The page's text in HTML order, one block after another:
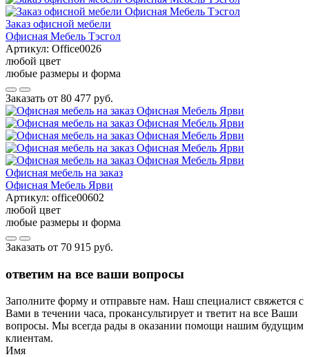
Заказ офисной мебели
Офисная Мебель Тэсгол
Артикул: Office0026
любой цвет
любые размеры и форма
Заказать от 80 477 руб.
Офисная мебель на заказ
Офисная Мебель Ярви
Артикул: office00602
любой цвет
любые размеры и форма
Заказать от 70 915 руб.
ответим на все ваши вопросы
Заполните форму и отправьте нам. Наш специалист свяжется с
Вами в течении часа, прокансультирует и тветит на все Ваши
вопросы. Мы всегда рады в оказании помощи нашим будущим
клиентам.
Имя